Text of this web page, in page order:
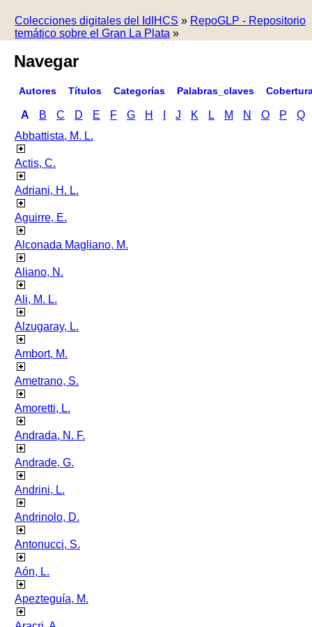
Colecciones digitales del IdIHCS » RepoGLP - Repositorio
temático sobre el Gran La Plata »
Navegar
Autores Títulos Categorías Palabras_claves
A B C D E F G H J K L M N O P
Q
Abbattista, M. L.
Actis, C.
Adriani, H. L.
Aguirre, E.
Alconada Magliano, M.
Aliano, N.
Ali, M. L.
Alzugaray, L.
Ambort, M.
Ametrano, S.
Amoretti, L.
Andrada, N. F.
Andrade, G.
Andrini, L.
Andrinolo, D.
Antonucci, S.
Aón, L.
Apezteguía, M.